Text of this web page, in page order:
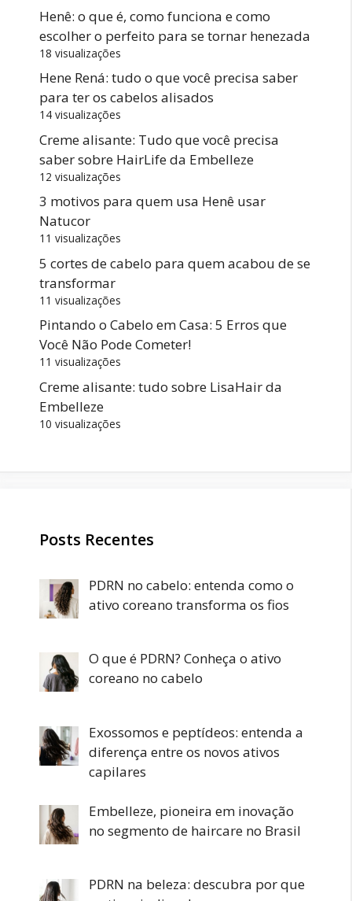
Henê: o que é, como funciona e como
escolher o perfeito para se tornar henezada
18 visualizações
Hene Rená: tudo o que você precisa saber
para ter os cabelos alisados
14 visualizações
Creme alisante: Tudo que você precisa
saber sobre HairLife da Embelleze
12 visualizações
3 motivos para quem usa Henê usar
Natucor
11 visualizações
5 cortes de cabelo para quem acabou de se
transformar
11 visualizações
Pintando o Cabelo em Casa: 5 Erros que
Você Não Pode Cometer!
11 visualizações
Creme alisante: tudo sobre LisaHair da
Embelleze
10 visualizações
Posts Recentes
PDRN no cabelo: entenda como o
ativo coreano transforma os fios
O que é PDRN? Conheça o ativo
coreano no cabelo
Exossomos e peptídeos: entenda a
diferença entre os novos ativos
capilares
Embelleze, pioneira em inovação
no segmento de haircare no Brasil
PDRN na beleza: descubra por que